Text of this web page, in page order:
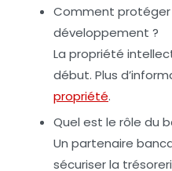
Comment protéger
développement ?
La propriété
début. Plus
propriété.
Quel est le rôle du
Un partenaire
sécuriser la